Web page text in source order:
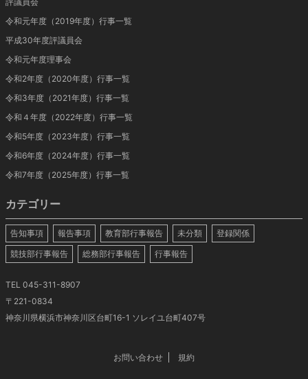
令和元年度（2019年度）行事一覧
平成30年度評議員会
令和元年度理事会
令和2年度（2020年度）行事一覧
令和3年度（2021年度）行事一覧
令和４年度（2022年度）行事一覧
令和5年度（2023年度）行事一覧
令和6年度（2024年度）行事一覧
令和7年度（2025年度）行事一覧
カテゴリー
告知事項 報告事項 教育部行事報告 未分類
登録関係
競技部行事報告
総務部行事報告 行事報告
TEL 045-311-8907
〒221-0834
神奈川県横浜市神奈川区台町16-1 ソレイユ台町407号
お問い合わせ 規約